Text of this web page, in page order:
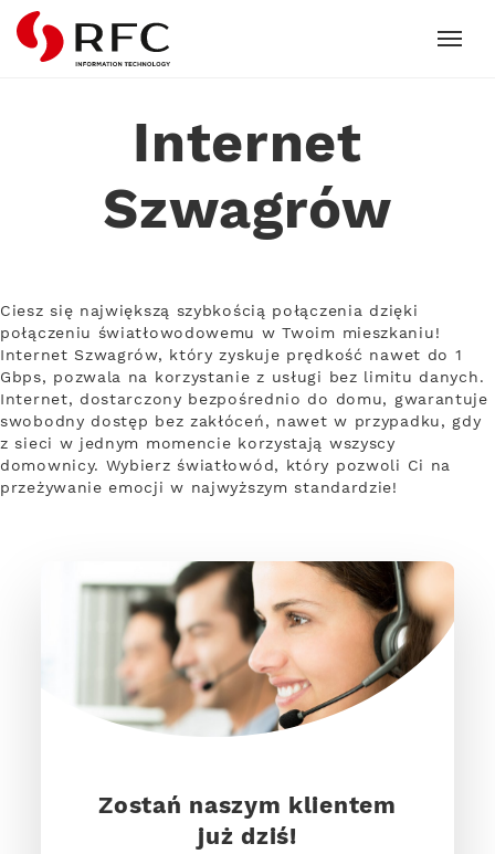
RFC
Internet
Szwagrów
Ciesz się największą szybkością połączenia dzięki
połączeniu światłowodowemu w Twoim mieszkaniu!
Internet Szwagrów, który zyskuje prędkość nawet do 1
Gbps, pozwala na korzystanie z usługi bez limitu danych.
Internet, dostarczony bezpośrednio do domu, gwarantuje
swobodny dostęp bez zakłóceń, nawet w przypadku, gdy
z sieci w jednym momencie korzystają wszyscy
domownicy. Wybierz światłowód, który pozwoli Ci na
przeżywanie emocji w najwyższym standardzie!
Zostań naszym klientem
już dziś!